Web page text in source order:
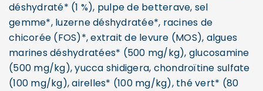
déshydraté* (1 %), pulpe de betterave, sel
gemme*, luzerne déshydratée*, racines de
chicorée (FOS)*, extrait de levure (MOS), algues
marines déshydratées* (500 mg/kg), glucosamine
(500 mg/kg), yucca shidigera, chondroïtine sulfate
(100 mg/kg), airelles* (100 mg/kg), thé vert* (80